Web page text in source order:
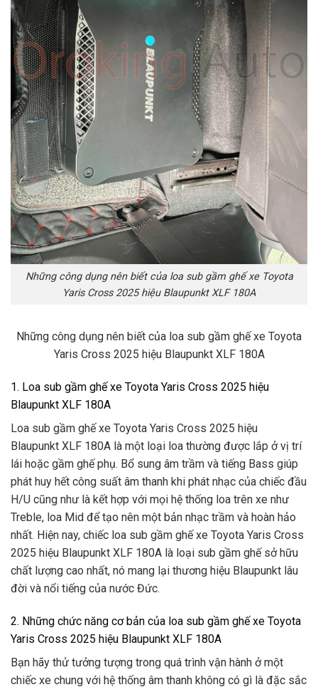
Những công dụng nên biết của loa sub gầm ghế xe Toyota
Yaris Cross 2025 hiệu Blaupunkt XLF 180A
Những công dụng nên biết của loa sub gầm ghế xe Toyota
Yaris Cross 2025 hiệu Blaupunkt XLF 180A
1. Loa sub gầm ghế xe Toyota Yaris Cross 2025 hiệu
Blaupunkt XLF 180A
Loa sub gầm ghế xe Toyota Yaris Cross 2025 hiệu
Blaupunkt XLF 180A là một loại loa thường được lắp ở vị trí
lái hoặc gầm ghế phụ. Bổ sung âm trầm và tiếng Bass giúp
phát huy hết công suất âm thanh khi phát nhạc của chiếc đầu
H/U cũng như là kết hợp với mọi hệ thống loa trên xe như
Treble, loa Mid để tạo nên một bản nhạc trầm và hoàn hảo
nhất. Hiện nay, chiếc loa sub gầm ghế xe Toyota Yaris Cross
2025 hiệu Blaupunkt XLF 180A là loại sub gầm ghế sở hữu
chất lượng cao nhất, nó mang lại thương hiệu Blaupunkt lâu
đời và nổi tiếng của nước Đức.
2. Những chức năng cơ bản của loa sub gầm ghế xe Toyota
Yaris Cross 2025 hiệu Blaupunkt XLF 180A
Bạn hãy thử tưởng tượng trong quá trình vận hành ở một
chiếc xe chung với hệ thống âm thanh không có gì là đặc sắc